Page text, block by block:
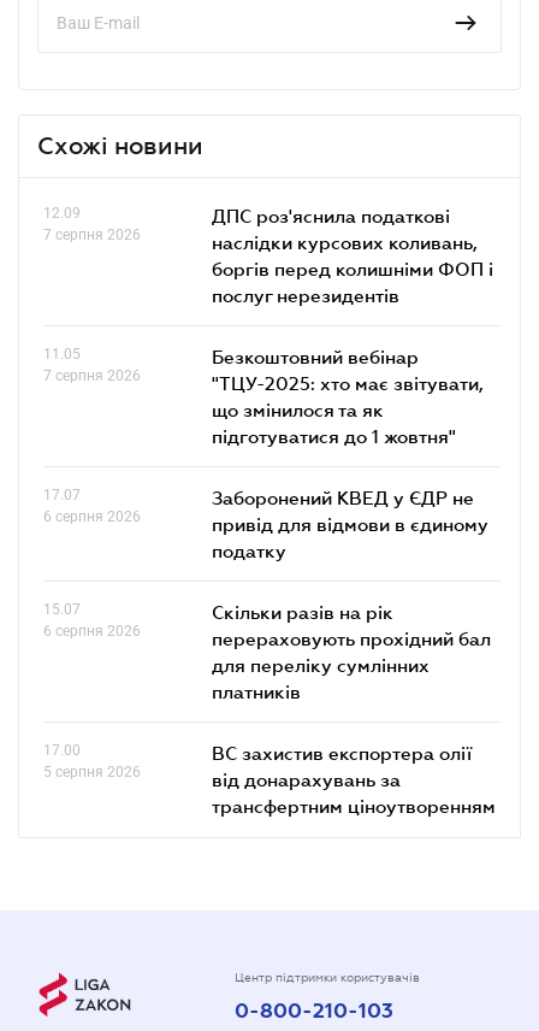
Схожі новини
12.09
7 серпня 2026
ДПС роз'яснила податкові
наслідки курсових коливань,
боргів перед колишніми ФОП і
послуг нерезидентів
11.05
7 серпня 2026
Безкоштовний вебінар
"ТЦУ-2025: хто має звітувати,
що змінилося та як
підготуватися до 1 жовтня"
17.07
6 серпня 2026
Заборонений КВЕД у ЄДР не
привід для відмови в єдиному
податку
15.07
6 серпня 2026
Скільки разів на рік
перераховують прохідний бал
для переліку сумлінних
платників
17.00
5 серпня 2026
ВС захистив експортера олії
від донарахувань за
трансфертним ціноутворенням
Центр підтримки користувачів
0-800-210-103